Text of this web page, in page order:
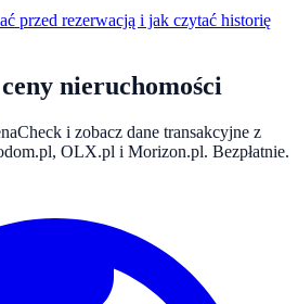
przed rezerwacją i jak czytać historię
nieruchomości
i zobacz dane transakcyjne z
OLX.pl i Morizon.pl. Bezpłatnie.